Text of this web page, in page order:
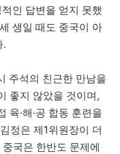
인 답변을 얻지 못했
생일 때도 중국이 아
.
주석의 친근한 만남을
좋지 않았을 것이며,
육·해·공 합동 훈련을
정은 제1위원장이 더
국은 한반도 문제에